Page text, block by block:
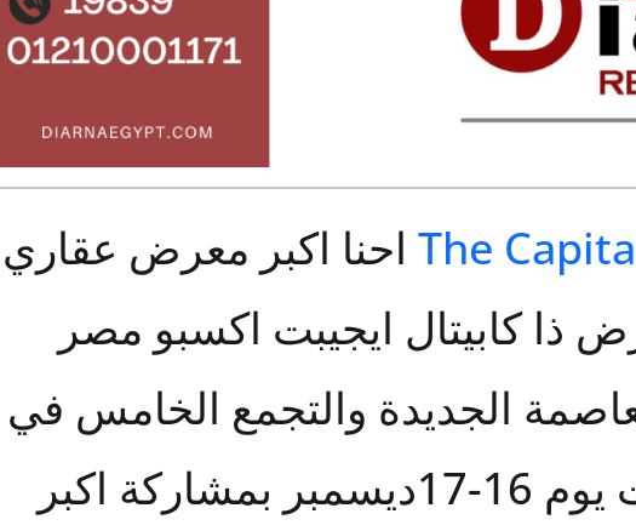
The احنا اكبر معرض عقاري
ذا كابيتال ايجيبت اكسبو مصر
الجديدة والتجمع الخامس في
فندق دوسيت يوم 16-17ديسمبر بمشاركة اكبر